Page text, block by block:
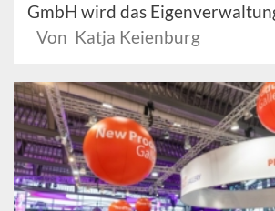
GmbH wird das
Von Katja Keienburg